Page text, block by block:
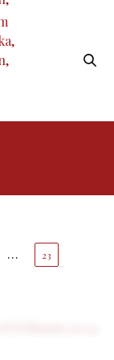
… 23